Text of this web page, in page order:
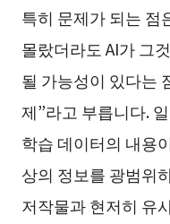
특히 문제가 되는 점
몰랐더라도 AI가 그
될 가능성이 있다는
제”라고 부릅니다.
학습 데이터의 내용
상의 정보를 광범위
저작물과 현저히 유